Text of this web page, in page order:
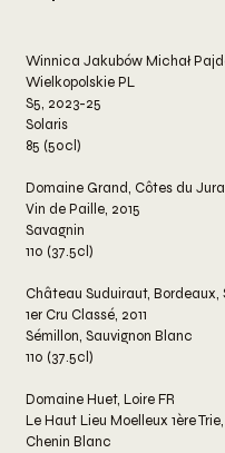
Winnica Jakubów Michał
Wielkopolskie PL
S5, 2023-25
Solaris
85 (50cl)
Domaine Grand, Côtes du Jura
Vin de Paille, 2015
Savagnin
110 (37.5cl)
​​Château Suduiraut, Bordeaux,
1er Cru Classé, 2011
Sémillon, Sauvignon Blanc
110 (37.5cl)
Domaine Huet, Loire FR
Le Haut Lieu Moelleux 1ère Trie,
Chenin Blanc